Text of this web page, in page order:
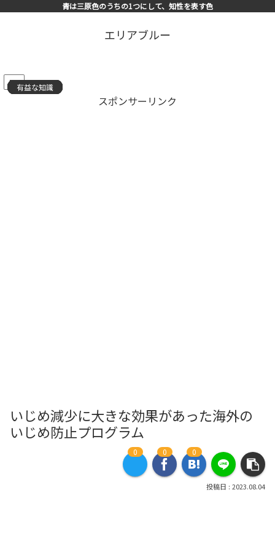
青は三原色のうちの1つにして、知性を表す色
エリアブルー
PR
スポンサーリンク
いじめ減少に大きな効果があった海外の
いじめ防止プログラム
0 0 0
2023.08.04
有益な知識
有益な知識
有益な知識
有益な知識
有益な知識
有益な知識
有益な知識
有益な知識
有益な知識
有益な知識
有益な知識
有益な知識
有益な知識
有益な知識
有益な知識